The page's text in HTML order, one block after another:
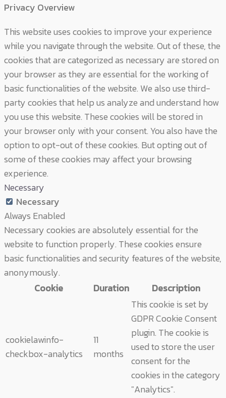
Privacy Overview
This website uses cookies to improve your experience
while you navigate through the website. Out of these, the
cookies that are categorized as necessary are stored on
your browser as they are essential for the working of
basic functionalities of the website. We also use third-
party cookies that help us analyze and understand how
you use this website. These cookies will be stored in
your browser only with your consent. You also have the
option to opt-out of these cookies. But opting out of
some of these cookies may affect your browsing
experience.
Necessary
Necessary
Always Enabled
Necessary cookies are absolutely essential for the
website to function properly. These cookies ensure
basic functionalities and security features of the website,
anonymously.
Cookie
Duration Description
cookielawinfo-
checkbox-analytics
11
months
This cookie is set by
GDPR Cookie Consent
plugin. The cookie is
used to store the user
consent for the
cookies in the category
"Analytics".